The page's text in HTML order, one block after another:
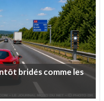
bridéscommeles